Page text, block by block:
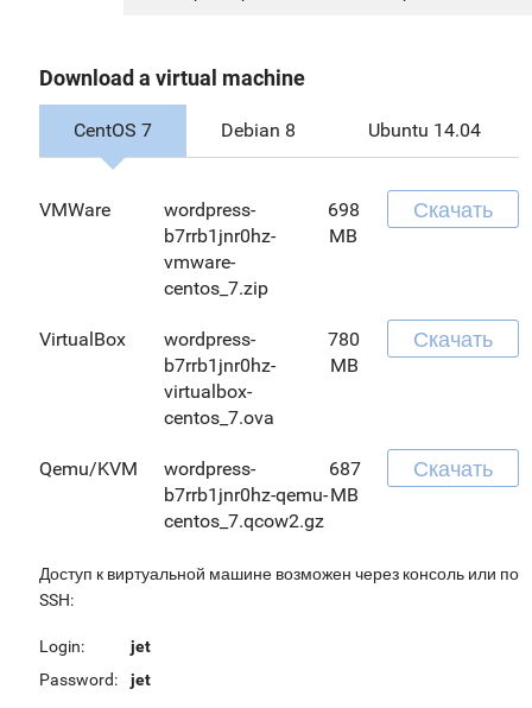
Download a virtual machine
CentOS 7 Debian 8 Ubuntu 14.04
VMWare
wordpress-
b7rrb1jnr0hz-
vmware-
centos_7.zip
698
MB
Скачать
VirtualBox
wordpress-
b7rrb1jnr0hz-
virtualbox-
centos_7.ova
780
MB
Скачать
Qemu/KVM
wordpress-
b7rrb1jnr0hz-qemu-
centos_7.qcow2.gz
687
MB
Скачать
Доступ к виртуальной машине возможен через консоль или по
SSH:
Login:
jet
Password:
jet